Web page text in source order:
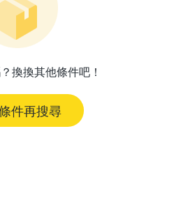
換換其他條件吧！
件再搜尋